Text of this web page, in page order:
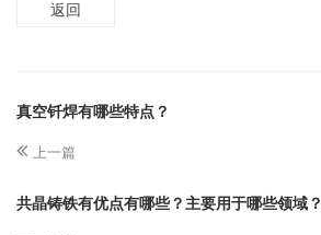
返回
真空钎焊有哪些特点？
上一篇
共晶铸铁有优点有哪些？主要用于哪些领域？